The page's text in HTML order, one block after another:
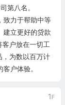
第八名。
致力于帮助中等
建立更好的贷款
户放在一切工
为数以百万计
户体验。
1 F